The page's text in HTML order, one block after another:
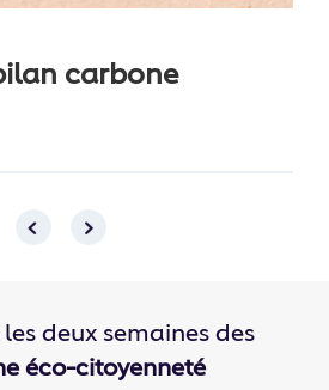
carbone
deux semaines des
éco-citoyenneté